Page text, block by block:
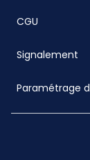
CGU
Signalement
Paramétrage